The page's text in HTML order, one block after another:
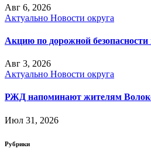
Авг 6, 2026
Актуально Новости округа
Акцию по дорожной
Авг 3, 2026
Актуально Новости округа
РЖД напоминают жителям
Июл 31, 2026
Рубрики